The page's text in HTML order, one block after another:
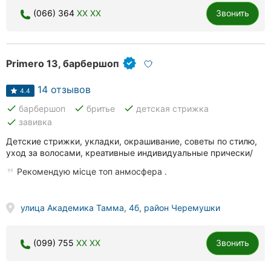
(066) 364 XX XX Звонить
Primero 13, барбершоп
4.4 14 отзывов
done барбершоп done бритье done детская стрижка
done завивка
Детские стрижки, укладки, окрашивание, советы по стилю,
уход за волосами, креативные индивидуальные прически/
Рекомендую місце топ анмосфера .
улица Академика Тамма, 4б, район Черемушки
(099) 755 XX XX Звонить